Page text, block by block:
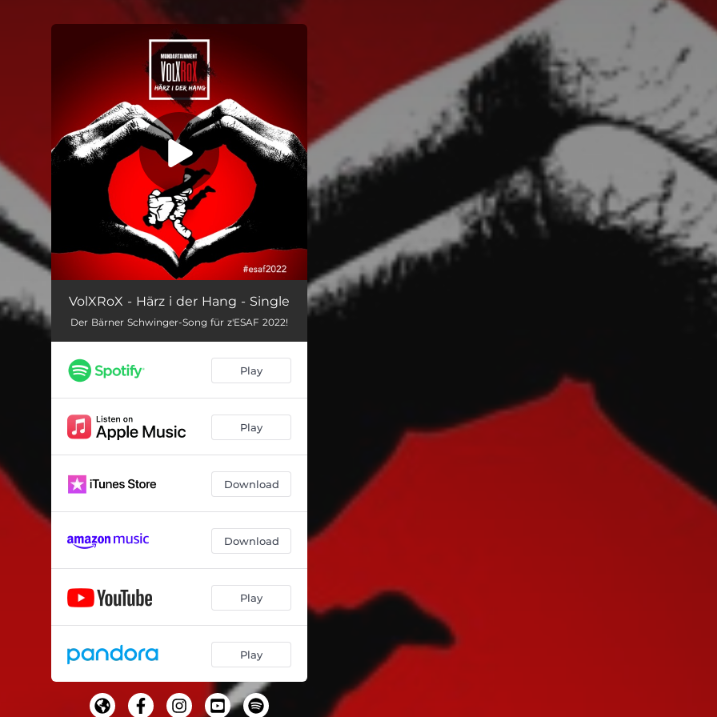
You're all set!
Härz i der Hang 03:21
VolXRoX - Härz i der Hang - Single
Der Bärner Schwinger-Song für z'ESAF 2022!
Play
Play
Download
Download
Play
Play